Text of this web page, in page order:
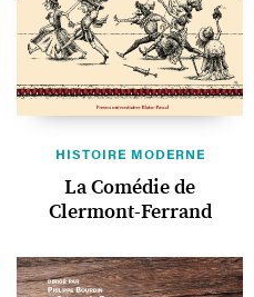
HISTOIRE MODERNE
La Comédie de
Clermont-Ferrand